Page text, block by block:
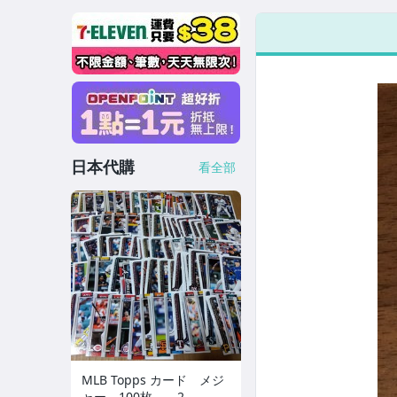
日本代購 看全部
MLB Topps カード メジ